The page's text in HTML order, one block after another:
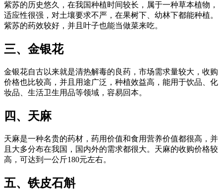
紫苏的历史悠久，在我国种植时间较长，属于一种草本植物，
适应性很强，对土壤要求不严，在果树下、幼林下都能种植。
紫苏的药效较好，并且叶子也能当做菜来吃。
三、金银花
金银花自古以来就是清热解毒的良药，市场需求量较大，收购
价格也比较高，并且用途广泛，种植效益高，能用于饮品、化
妆品、生活卫生用品等领域，容易回本。
四、天麻
天麻是一种名贵的药材，药用价值和食用营养价值都很高，并
且大多分布在我国，国内外的需求都很大。天麻的收购价格较
高，可达到一公斤180元左右。
五、铁皮石斛